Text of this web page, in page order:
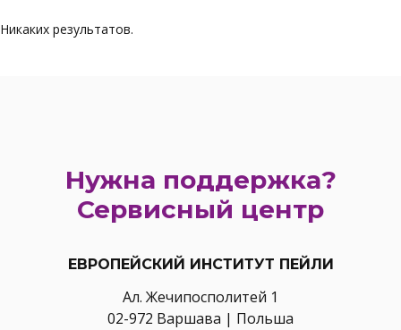
Никаких результатов.
Нужна поддержка?
Сервисный центр
ЕВРОПЕЙСКИЙ ИНСТИТУТ ПЕЙЛИ
Ал. Жечипосполитей 1
02-972 Варшава | Польша